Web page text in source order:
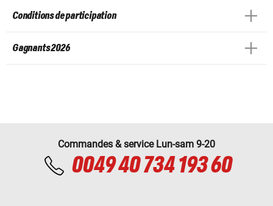
Conditions de participation
Gagnants 2026
Commandes & service Lun-sam 9-20
0049 40 734 193 60